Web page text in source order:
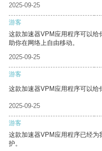
2025-09-25
游客
这款加速器VPM应用程序可以
助你在网络上自由移动。
2025-09-25
游客
这款加速器VPM应用程序可以给
2025-09-25
游客
这款加速器VPM应用程序已经
护。